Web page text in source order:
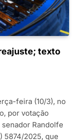
texto
feira (10/3), no
por votação
Randolfe
5874/2025, que